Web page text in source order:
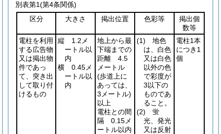
別表第1(第4条関係)
区分
大きさ 掲出位置 色彩等
掲出個
数等
電柱を利用
する広告物
又は掲出物
件であっ
て、突き出
して取り付
けるもの
縦 1.2メ
ートル以
内
横 0.45メ
ートル以
内
地上から最
下端までの
距離 4.5
メートル
(歩道上に
あっては、
3メートル)
以上
電柱との間
隔 0.15メ
ートル以内
(1) 地色
は、白色
又は白色
以外の色
で彩度が
3以下の
ものであ
ること。
(2) 蛍
光、発光
又は反射
電柱1本
につき1
個